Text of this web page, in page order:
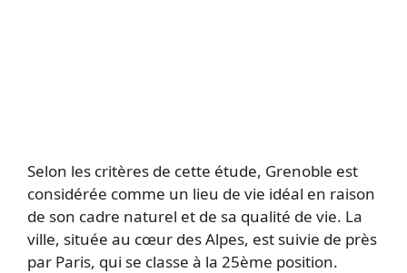
Selon les critères de cette étude, Grenoble est
considérée comme un lieu de vie idéal en raison
de son cadre naturel et de sa qualité de vie. La
ville, située au cœur des Alpes, est suivie de près
par Paris, qui se classe à la 25ème position.